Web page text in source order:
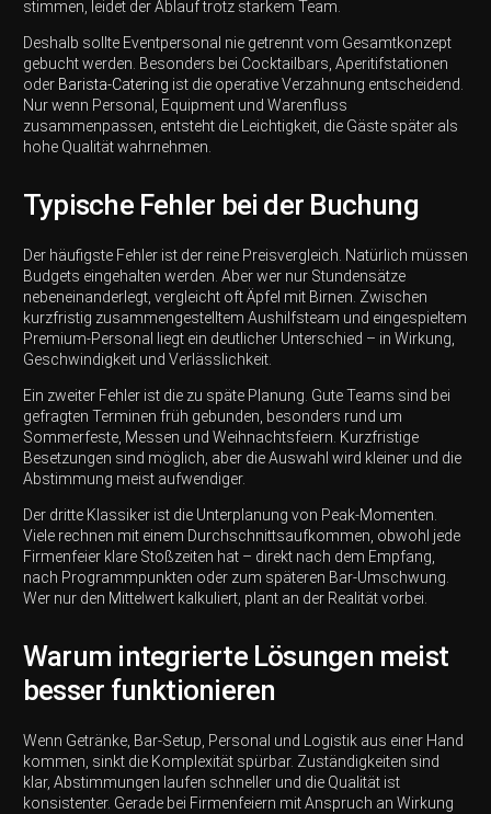
stimmen, leidet der Ablauf trotz starkem Team.
Deshalb sollte Eventpersonal nie getrennt vom Gesamtkonzept
gebucht werden. Besonders bei Cocktailbars, Aperitifstationen
oder Barista-Catering ist die operative Verzahnung entscheidend.
Nur wenn Personal, Equipment und Warenfluss
zusammenpassen, entsteht die Leichtigkeit, die Gäste später als
hohe Qualität wahrnehmen.
Typische Fehler bei der Buchung
Der häufigste Fehler ist der reine Preisvergleich. Natürlich müssen
Budgets eingehalten werden. Aber wer nur Stundensätze
nebeneinanderlegt, vergleicht oft Äpfel mit Birnen. Zwischen
kurzfristig zusammengestelltem Aushilfsteam und eingespieltem
Premium-Personal liegt ein deutlicher Unterschied – in Wirkung,
Geschwindigkeit und Verlässlichkeit.
Ein zweiter Fehler ist die zu späte Planung. Gute Teams sind bei
gefragten Terminen früh gebunden, besonders rund um
Sommerfeste, Messen und Weihnachtsfeiern. Kurzfristige
Besetzungen sind möglich, aber die Auswahl wird kleiner und die
Abstimmung meist aufwendiger.
Der dritte Klassiker ist die Unterplanung von Peak-Momenten.
Viele rechnen mit einem Durchschnittsaufkommen, obwohl jede
Firmenfeier klare Stoßzeiten hat – direkt nach dem Empfang,
nach Programmpunkten oder zum späteren Bar-Umschwung.
Wer nur den Mittelwert kalkuliert, plant an der Realität vorbei.
Warum integrierte Lösungen meist
besser funktionieren
Wenn Getränke, Bar-Setup, Personal und Logistik aus einer Hand
kommen, sinkt die Komplexität spürbar. Zuständigkeiten sind
klar, Abstimmungen laufen schneller und die Qualität ist
konsistenter. Gerade bei Firmenfeiern mit Anspruch an Wirkung